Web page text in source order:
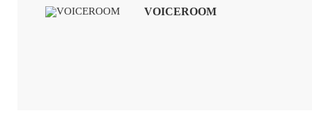
VOICEROOM